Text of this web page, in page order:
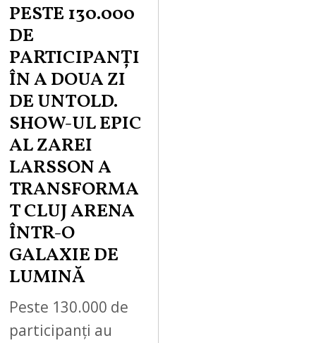
PESTE 130.000
DE
PARTICIPANȚI
ÎN A DOUA ZI
DE UNTOLD.
SHOW-UL EPIC
AL ZAREI
LARSSON A
TRANSFORMA
T CLUJ ARENA
ÎNTR-O
GALAXIE DE
LUMINĂ
Peste 130.000 de
participanți au